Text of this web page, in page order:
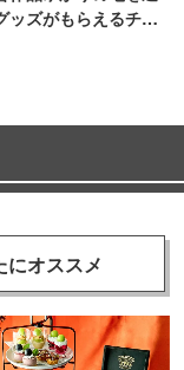
ッズがもらえるチャ
にオススメ